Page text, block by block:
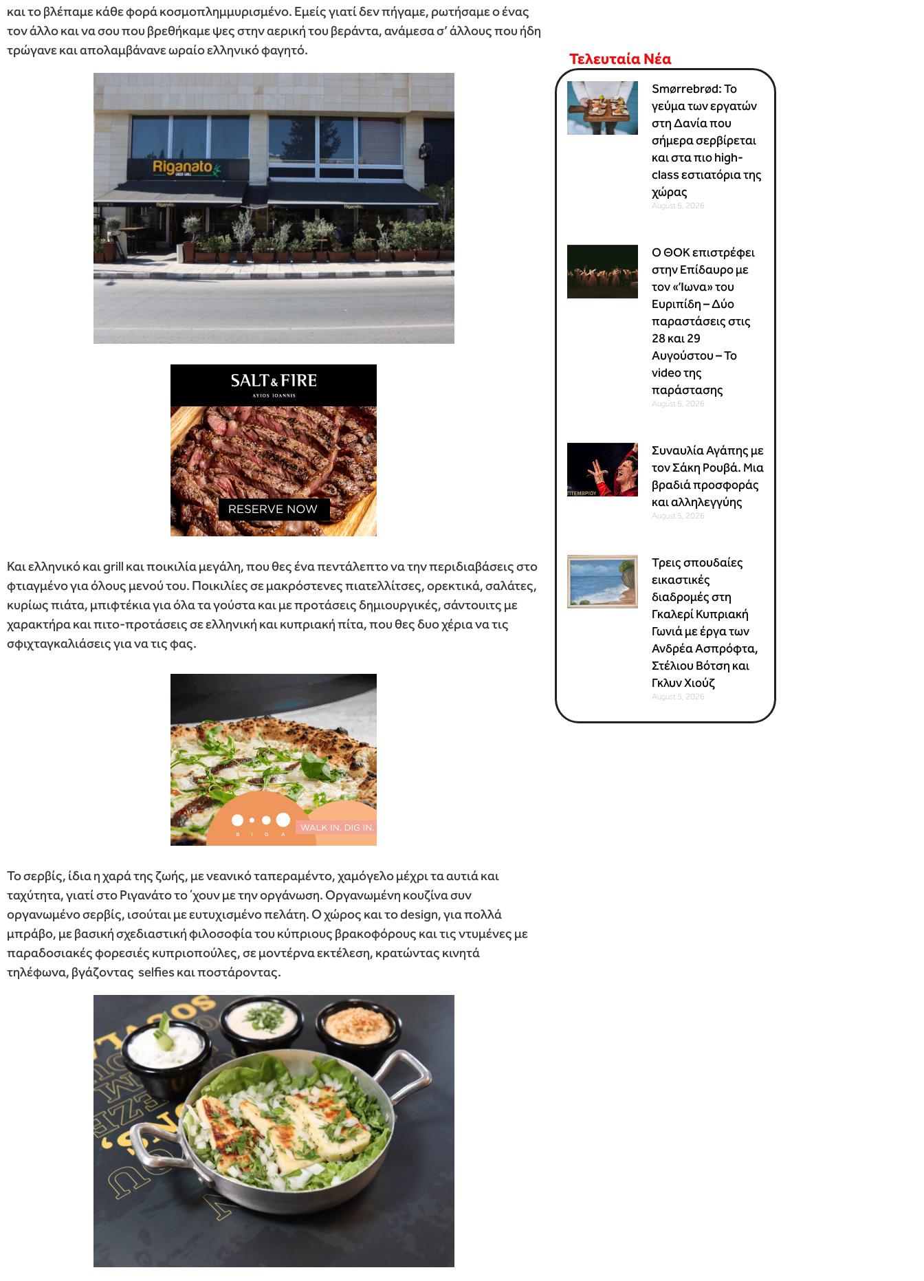
και το βλέπαμε κάθε φορά κοσμοπλημμυρισμένο. Εμείς γιατί δεν πήγαμε, ρωτήσαμε ο ένας
τον άλλο και να σου που βρεθήκαμε ψες στην αερική του βεράντα, ανάμεσα σ’ άλλους που ήδη
τρώγανε και απολαμβάνανε ωραίο ελληνικό φαγητό.
Και ελληνικό και grill και ποικιλία μεγάλη, που θες ένα πεντάλεπτο να την περιδιαβάσεις στο
φτιαγμένο για όλους μενού του. Ποικιλίες σε μακρόστενες πιατελλίτσες, ορεκτικά, σαλάτες,
κυρίως πιάτα, μπιφτέκια για όλα τα γούστα και με προτάσεις δημιουργικές, σάντουιτς με
χαρακτήρα και πιτο-προτάσεις σε ελληνική και κυπριακή πίτα, που θες δυο χέρια να τις
σφιχταγκαλιάσεις για να τις φας.
Το σερβίς, ίδια η χαρά της ζωής, με νεανικό ταπεραμέντο, χαμόγελο μέχρι τα αυτιά και
ταχύτητα, γιατί στο Ριγανάτο το ΄χουν με την οργάνωση. Οργανωμένη κουζίνα συν
οργανωμένο σερβίς, ισούται με ευτυχισμένο πελάτη. Ο χώρος και το design, για πολλά
μπράβο, με βασική σχεδιαστική φιλοσοφία του κύπριους βρακοφόρους και τις ντυμένες με
παραδοσιακές φορεσιές κυπριοπούλες, σε μοντέρνα εκτέλεση, κρατώντας κινητά
τηλέφωνα, βγάζοντας selfies και ποστάροντας.
Τελευταία Νέα
Smørrebrød: Το
γεύμα των εργατών
στη Δανία που
σήμερα σερβίρεται
και στα πιο high-
class εστιατόρια της
χώρας
August 6, 2026
Ο ΘΟΚ επιστρέφει
στην Επίδαυρο με
τον «Ίωνα» του
Ευριπίδη – Δύο
παραστάσεις στις
28 και 29
Αυγούστου – Το
video της
παράστασης
August 6, 2026
Συναυλία Αγάπης με
τον Σάκη Ρουβά. Μια
βραδιά προσφοράς
και αλληλεγγύης
August 5, 2026
Τρεις σπουδαίες
εικαστικές
διαδρομές στη
Γκαλερί Κυπριακή
Γωνιά με έργα των
Ανδρέα Ασπρόφτα,
Στέλιου Βότση και
Γκλυν Χιούζ
August 5, 2026